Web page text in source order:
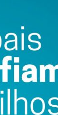
da situação da
da autarquia
da situação da
da situação da
da situação da